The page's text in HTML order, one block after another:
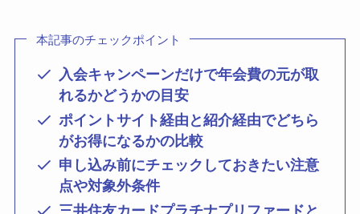
本記事のチェックポイント
入会キャンペーンだけで年会費の元が取
れるかどうかの目安
ポイントサイト経由と紹介経由でどちら
がお得になるかの比較
申し込み前にチェックしておきたい注意
点や対象外条件
三井住友カードプラチナプリファードと